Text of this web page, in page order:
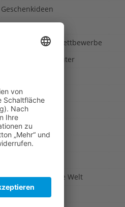
Geschenkideen
Gewinnspiele & Wettbewerbe
Gewürze und Kräuter
Hochwasser
Ideen-Reich
Italien
Japan
Kulinarisch um die Welt
Kultur